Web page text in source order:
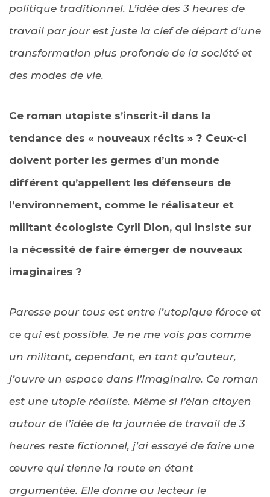
politique traditionnel. L’idée des 3 heures de
travail par jour est juste la clef de départ d’une
transformation plus profonde de la société et
des modes de vie.
Ce roman utopiste s’inscrit-il dans la
tendance des « nouveaux récits » ? Ceux-ci
doivent porter les germes d’un monde
différent qu’appellent les défenseurs de
l’environnement, comme le réalisateur et
militant écologiste Cyril Dion, qui insiste sur
la nécessité de faire émerger de nouveaux
imaginaires ?
Paresse pour tous est entre l’utopique féroce et
ce qui est possible. Je ne me vois pas comme
un militant, cependant, en tant qu’auteur,
j’ouvre un espace dans l’imaginaire. Ce roman
est une utopie réaliste. Même si l’élan citoyen
autour de l’idée de la journée de travail de 3
heures reste fictionnel, j’ai essayé de faire une
œuvre qui tienne la route en étant
argumentée. Elle donne au lecteur le